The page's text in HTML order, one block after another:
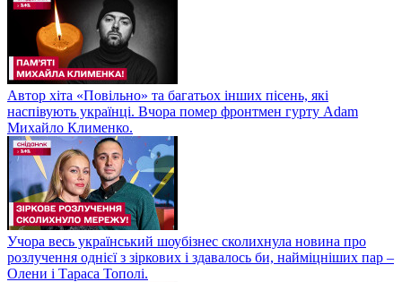
Автор хіта «Повільно» та багатьох інших пісень, які
наспівують українці. Вчора помер фронтмен гурту Adam
Михайло Клименко.
Учора весь український шоубізнес сколихнула новина про
розлучення однієї з зіркових і здавалось би, найміцніших пар –
Олени і Тараса Тополі.